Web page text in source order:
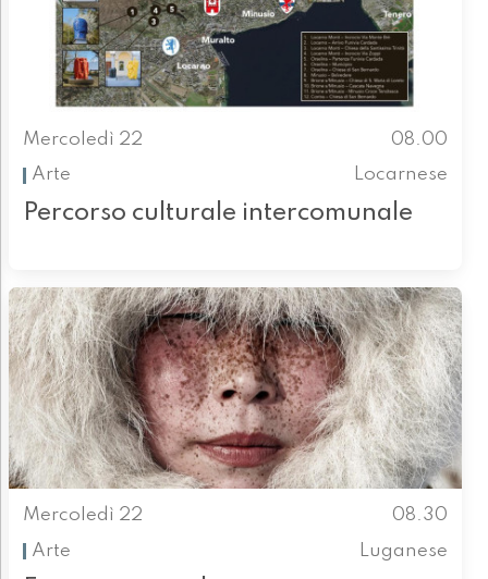
Mercoledì 22
08.00
Arte
Locarnese
Percorso culturale intercomunale
Mercoledì 22
08.30
Arte
Luganese